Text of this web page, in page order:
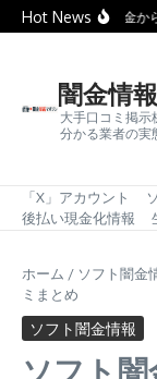
コンテンツへスキップ
Hot Newsソフト闇金か
闇金情
大手口コミ掲示
分かる業者の実
「X」アカウント
後払い現金化情報
ホーム / ソフト闇金
ミまとめ
ソフト闇金情報
ソフト